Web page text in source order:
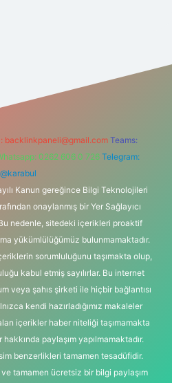
backlinkpaneli@gmail.com Teams:
0262 606 0 726 Telegram:
@karabul
Kanun gereğince Bilgi Teknolojileri
onaylanmış bir Yer Sağlayıcı
nedenle, sitedeki içerikleri proaktif
yükümlülüğümüz bulunmamaktadır.
sorumluluğunu taşımakta olup,
kabul etmiş sayılırlar. Bu internet
veya şahıs şirketi ile hiçbir bağlantısı
kendi hazırladığımız makaleler
içerikler haber niteliği taşımamakta
paylaşım yapılmamaktadır.
benzerlikleri tamamen tesadüfidir.
tamamen ücretsiz bir bilgi paylaşım